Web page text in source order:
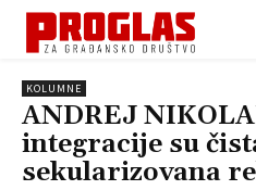
KOLUMNE
ANDREJ
integracije su
sekularizovana